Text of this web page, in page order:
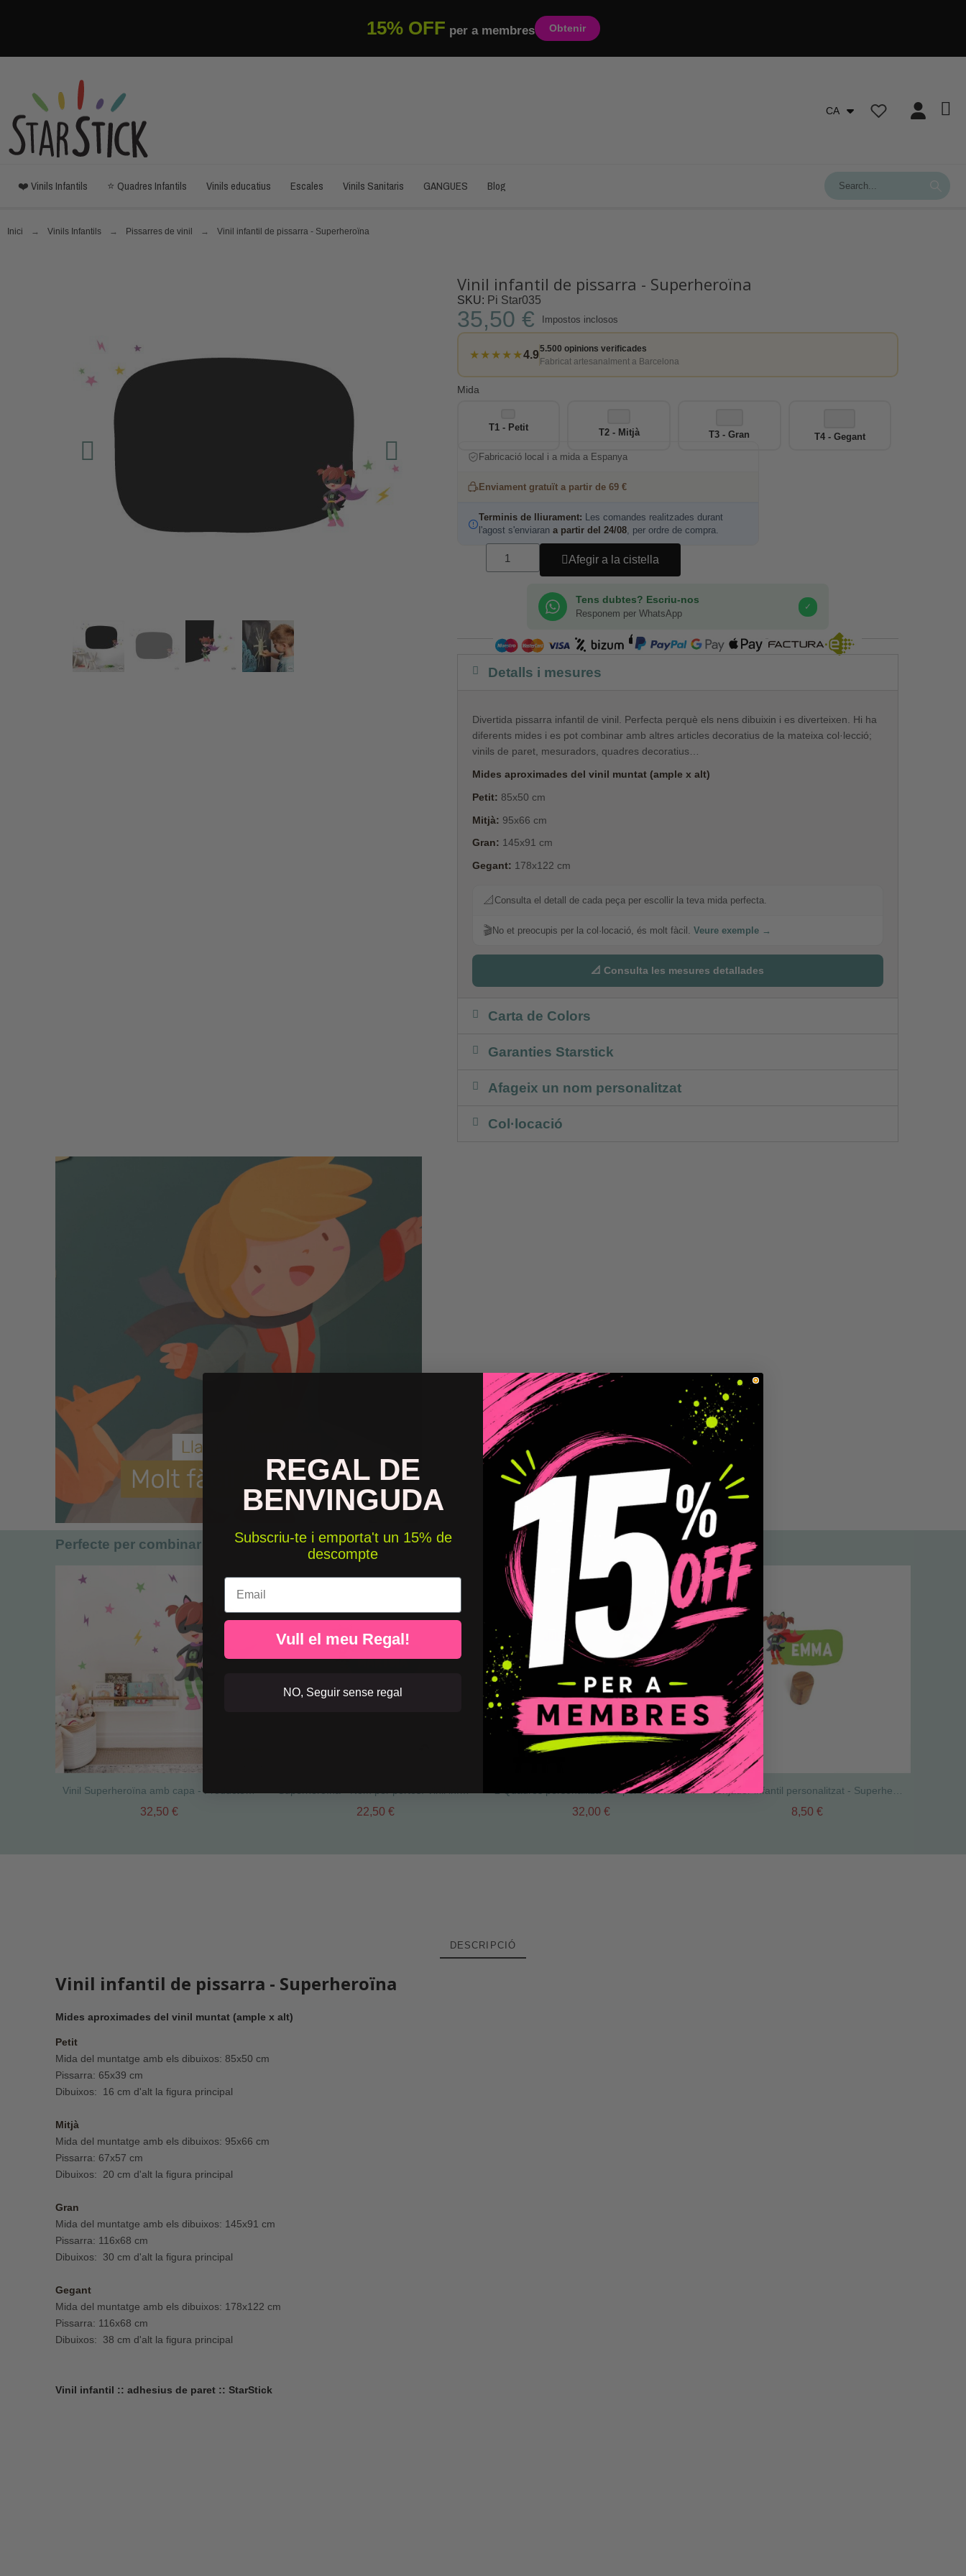
15% OFF per a membres Obtenir
CA
❤️ Vinils Infantils ⭐ Quadres Infantils Vinils educatius Escales Vinils Sanitaris GANGUES Blog
Inici Vinils Infantils Pissarres de vinil Vinil infantil de pissarra - Superheroïna
Vinil infantil de pissarra - Superheroïna
SKU Pi Star035
35,50 € Impostos inclosos
★★★★★4.9
5.500 opinions verificades
Fabricat artesanalment a Barcelona
Mida
T1 - Petit T2 - Mitjà T3 - Gran
T4 - Gegant
Fabricació local i a mida a Espanya
Enviament gratuït a partir de 69 €
Terminis de lliurament: Les comandes realitzades durant
l'agost s'enviaran a partir del 24/08, per ordre de compra.
Afegir a la cistella
Tens dubtes? Escriu-nos
Responem per WhatsApp
✓
COMPRA SEGURA
Detalls i mesures
Divertida pissarra infantil de vinil. Perfecta perquè els nens dibuixin i es diverteixen. Hi ha
diferents mides i es pot combinar amb altres articles decoratius de la mateixa col·lecció;
vinils de paret, mesuradors, quadres decoratius…
Mides aproximades del vinil muntat (ample x alt)
Petit: 85x50 cm
Mitjà: 95x66 cm
Gran: 145x91 cm
Gegant: 178x122 cm
📐 Consulta el detall de cada peça per escollir la teva mida perfecta.
🎬No et preocupis per la col·locació, és molt fàcil. Veure exemple →
📐 Consulta les mesures detallades
Carta de Colors
Garanties Starstick
Afageix un nom personalitzat
Col·locació
Perfecte per combinar
Vinil Superheroïna amb capa - Productes decoratius per a nenes valentes
32,50 €
Superheroïna - Nom per portes. Vinil infantil
22,50 €
2 Quadres personalitzables per a nenes - Superheroïna
32,00 €
Penjador infantil personalitzat - Superheroïna
8,50 €
DESCRIPCIÓ
Vinil infantil de pissarra - Superheroïna
Mides aproximades del vinil muntat (ample x alt)
Petit
Mida del muntatge amb els dibuixos: 85x50 cm
Pissarra: 65x39 cm
Dibuixos: 16 cm d'alt la figura principal
Mitjà
Mida del muntatge amb els dibuixos: 95x66 cm
Pissarra: 67x57 cm
Dibuixos: 20 cm d'alt la figura principal
Gran
Mida del muntatge amb els dibuixos: 145x91 cm
Pissarra: 116x68 cm
Dibuixos: 30 cm d'alt la figura principal
Gegant
Mida del muntatge amb els dibuixos: 178x122 cm
Pissarra: 116x68 cm
Dibuixos: 38 cm d'alt la figura principal
Vinil infantil :: adhesius de paret :: StarStick
REGAL DE
BENVINGUDA
Subscriu-te i emporta't un 15% de
descompte
Email
Vull el meu Regal!
NO, Seguir sense regal